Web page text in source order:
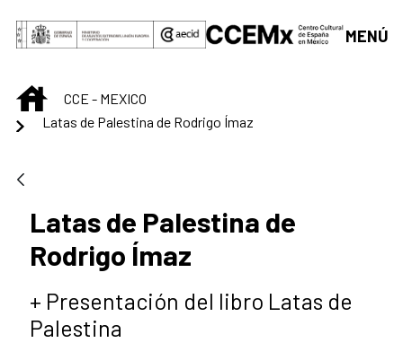
Saut au contenu principal
MENÚ
INICIOCCE - MEXICO
Latas de Palestina de Rodrigo Ímaz
Latas de Palestina de
Rodrigo Ímaz
+ Presentación del libro Latas de
Palestina